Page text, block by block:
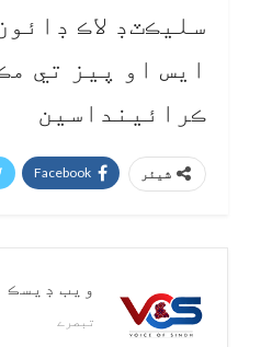
سليڪٽڊ لاڪ
ايس او پيز تي
ڪرائينداسين
شیئر Facebook
ويب ڊيسڪ
تبصرے